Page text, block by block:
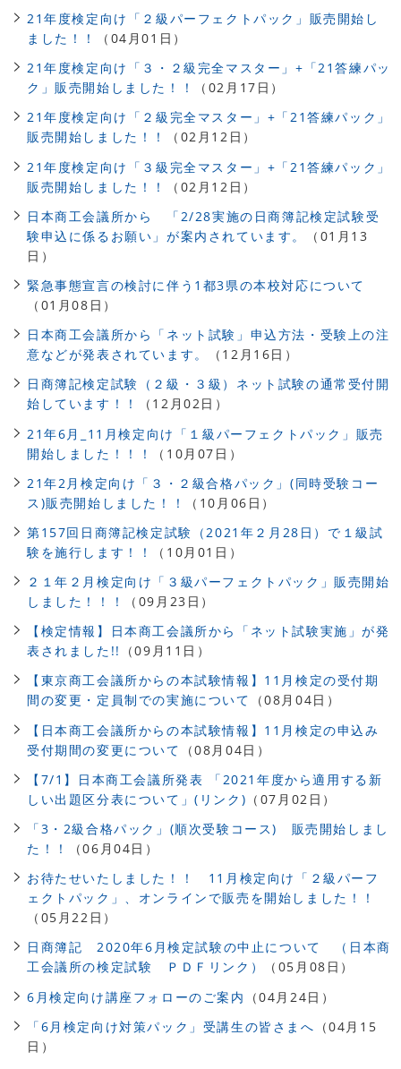
21年度検定向け「２級パーフェクトパック」販売開始し
ました！！
（04月01日）
21年度検定向け「３・２級完全マスター」+「21答練パッ
ク」販売開始しました！！
（02月17日）
21年度検定向け「２級完全マスター」+「21答練パック」
販売開始しました！！
（02月12日）
21年度検定向け「３級完全マスター」+「21答練パック」
販売開始しました！！
（02月12日）
日本商工会議所から 「2/28実施の日商簿記検定試験受
験申込に係るお願い」が案内されています。
（01月13
日）
緊急事態宣言の検討に伴う1都3県の本校対応について
（01月08日）
日本商工会議所から「ネット試験」申込方法・受験上の注
意などが発表されています。
（12月16日）
日商簿記検定試験（２級・３級）ネット試験の通常受付開
始しています！！
（12月02日）
21年6月_11月検定向け「１級パーフェクトパック」販売
開始しました！！！
（10月07日）
21年2月検定向け「３・２級合格パック」(同時受験コー
ス)販売開始しました！！
（10月06日）
第157回日商簿記検定試験（2021年２月28日）で１級試
験を施行します！！
（10月01日）
２１年２月検定向け「３級パーフェクトパック」販売開始
しました！！！
（09月23日）
【検定情報】日本商工会議所から「ネット試験実施」が発
表されました!!
（09月11日）
【東京商工会議所からの本試験情報】11月検定の受付期
間の変更・定員制での実施について
（08月04日）
【日本商工会議所からの本試験情報】11月検定の申込み
受付期間の変更について
（08月04日）
【7/1】日本商工会議所発表 「2021年度から適用する新
しい出題区分表について」(リンク) （07月02日）
「3・2級合格パック」(順次受験コース) 販売開始しまし
た！！
（06月04日）
お待たせいたしました！！ 11月検定向け「２級パーフ
ェクトパック」、オンラインで販売を開始しました！！
（05月22日）
日商簿記 2020年6月検定試験の中止について （日本商
工会議所の検定試験 ＰＤＦリンク）
（05月08日）
6月検定向け講座フォローのご案内
（04月24日）
「6月検定向け対策パック」受講生の皆さまへ （04月15
日）